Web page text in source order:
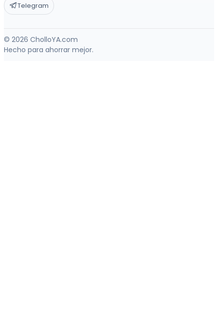
Telegram
© 2026 CholloYA.com
Hecho para ahorrar mejor.